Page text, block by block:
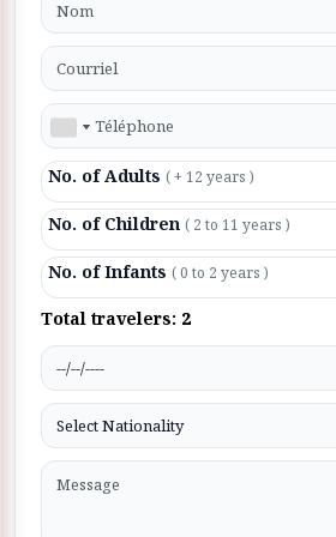
No. of Adults ( + 12 years )
No. of Children ( 2 to 11 years )
No. of Infants ( 0 to 2 years )
Total travelers: 2